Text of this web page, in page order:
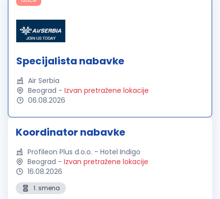
Specijalista nabavke
Air Serbia
Beograd - Izvan pretražene lokacije
06.08.2026
Koordinator nabavke
Profileon Plus d.o.o. - Hotel Indigo
Beograd - Izvan pretražene lokacije
16.08.2026
1. smena